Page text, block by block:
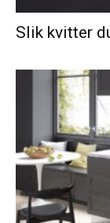
Slik kvitter